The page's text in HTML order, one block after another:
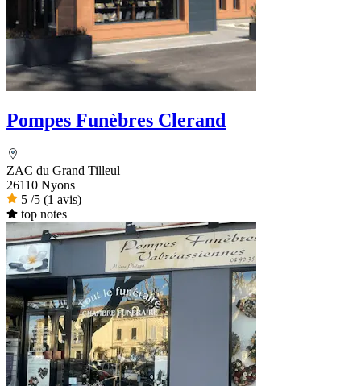
Pompes Funèbres Clerand
ZAC du Grand Tilleul
26110 Nyons
5 /5 (1 avis)
top notes